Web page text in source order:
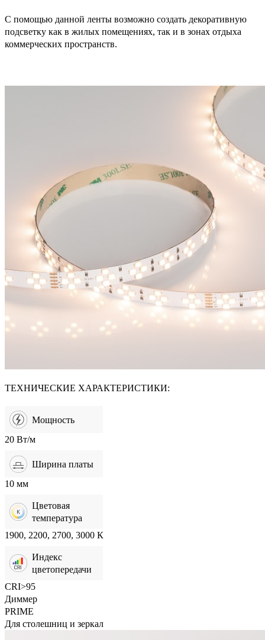
С помощью данной ленты возможно создать декоративную
подсветку как в жилых помещениях, так и в зонах отдыха
коммерческих пространств.
ТЕХНИЧЕСКИЕ ХАРАКТЕРИСТИКИ:
Мощность
20 Вт/м
Ширина платы
10 мм
Цветовая
температура
1900, 2200, 2700, 3000 К
Индекс
цветопередачи
CRI>95
Диммер
PRIME
Для столешниц и зеркал